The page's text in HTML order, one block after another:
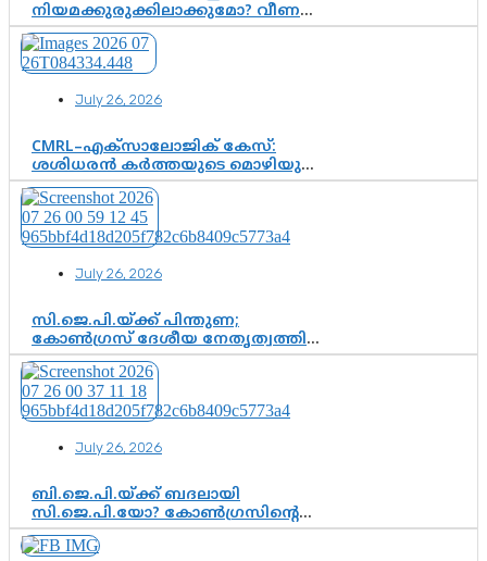
നിയമക്കുരുക്കിലാക്കുമോ? വീണ
വിജയൻ മാപ്പുസാക്ഷിയാകുമോ?
കർത്തയുടെ മൊഴി നിർണായക
വഴിത്തിരിവാകുമോ?
July 26, 2026
CMRL–എക്‌സാലോജിക് കേസ്:
ശശിധരൻ കർത്തയുടെ മൊഴിയുടെ
അടിസ്ഥാനത്തിൽ പിണറായി
വിജയനെ ചോദ്യം ചെയ്യുന്നതിൽ ഉടൻ
തീരുമാനം; വീണയ്‌ക്കെതിരെ
കൂടുതൽ തെളിവുകൾ പരിശോധിച്ച്
July 26, 2026
സി.ജെ.പി.യ്ക്ക് പിന്തുണ;
കോൺഗ്രസ് ദേശീയ നേതൃത്വത്തിൽ
ആശങ്കയോ? പാർട്ടിക്കുള്ളിൽ
ഭിന്നാഭിപ്രായമെന്ന വിലയിരുത്തൽ
July 26, 2026
ബി.ജെ.പി.യ്ക്ക് ബദലായി
സി.ജെ.പി.യോ? കോൺഗ്രസിന്റെ
രാഷ്ട്രീയ ഇടം കൈവശപ്പെടുത്താൻ
സിജെപി ഉയർന്നുകഴിഞ്ഞോ?